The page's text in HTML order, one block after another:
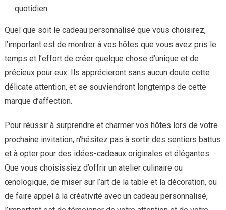
quotidien.
Quel que soit le cadeau personnalisé que vous choisirez,
l’important est de montrer à vos hôtes que vous avez pris le
temps et l’effort de créer quelque chose d’unique et de
précieux pour eux. Ils apprécieront sans aucun doute cette
délicate attention, et se souviendront longtemps de cette
marque d’affection.
Pour réussir à surprendre et charmer vos hôtes lors de votre
prochaine invitation, n’hésitez pas à sortir des sentiers battus
et à opter pour des idées-cadeaux originales et élégantes.
Que vous choisissiez d’offrir un atelier culinaire ou
œnologique, de miser sur l’art de la table et la décoration, ou
de faire appel à la créativité avec un cadeau personnalisé,